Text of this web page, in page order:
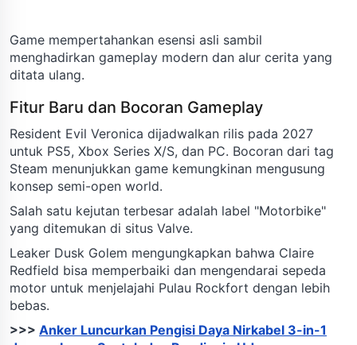
Game mempertahankan esensi asli sambil
menghadirkan gameplay modern dan alur cerita yang
ditata ulang.
Fitur Baru dan Bocoran Gameplay
Resident Evil Veronica dijadwalkan rilis pada 2027
untuk PS5, Xbox Series X/S, dan PC. Bocoran dari tag
Steam menunjukkan game kemungkinan mengusung
konsep semi-open world.
Salah satu kejutan terbesar adalah label "Motorbike"
yang ditemukan di situs Valve.
Leaker Dusk Golem mengungkapkan bahwa Claire
Redfield bisa memperbaiki dan mengendarai sepeda
motor untuk menjelajahi Pulau Rockfort dengan lebih
bebas.
>>> Anker Luncurkan Pengisi Daya Nirkabel 3-in-1